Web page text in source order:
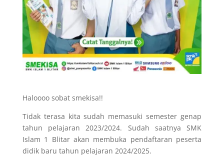
Haloooo sobat smekisa!!
Tidak terasa kita sudah memasuki semester genap
tahun pelajaran 2023/2024. Sudah saatnya SMK
Islam 1 Blitar akan membuka pendaftaran peserta
didik baru tahun pelajaran 2024/2025.